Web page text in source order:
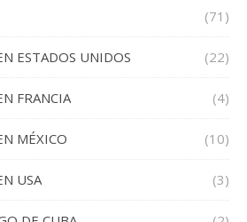
(71)
ESTADOS UNIDOS (22)
FRANCIA (4)
MÉXICO (10)
USA (3)